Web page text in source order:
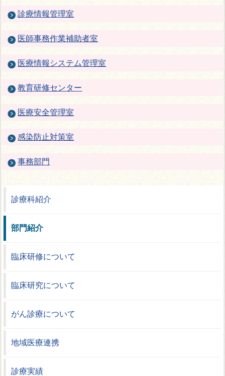
診療情報管理室
医師事務作業補助者室
医療情報システム管理室
教育研修センター
医療安全管理室
感染防止対策室
事務部門
診療科紹介
部門紹介
臨床研修について
臨床研究について
がん診療について
地域医療連携
診療実績